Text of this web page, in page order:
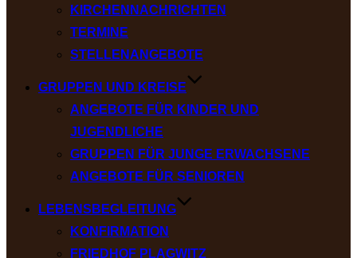
KIRCHENNACHRICHTEN
TERMINE
STELLENANGEBOTE
GRUPPEN UND KREISE
ANGEBOTE FÜR KINDER UND
JUGENDLICHE
GRUPPEN FÜR JUNGE ERWACHSENE
ANGEBOTE FÜR SENIOREN
LEBENSBEGLEITUNG
KONFIRMATION
FRIEDHOF PLAGWITZ